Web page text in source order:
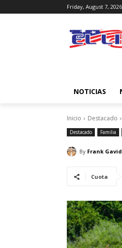
Friday, August 7, 2026
NOTICIAS
Inicio Destacado
Destacado Familia
By Frank
Cuota